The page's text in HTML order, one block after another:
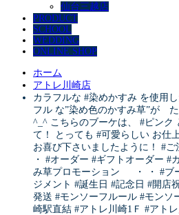
仙台三越店
PRODUCT
SCHOOL
WEDDING
ONLINE SHOP
ホーム
アトレ川崎店
カラフルな #染めかすみ を使用
フル な”染め色のかすみ草”が
^_^ こちらのブーケは、 #ピンク
て！ とっても #可愛らしい お仕
お喜び下さいましたように！ #
・ #オーダー #ギフトオーダー #
み草プロモーション ・ ・ #ブ
ジメント #誕生日 #記念日 #開店
発送 #モンソーフルール #モンソ
崎駅直結 #アトレ川崎1Ｆ #アト